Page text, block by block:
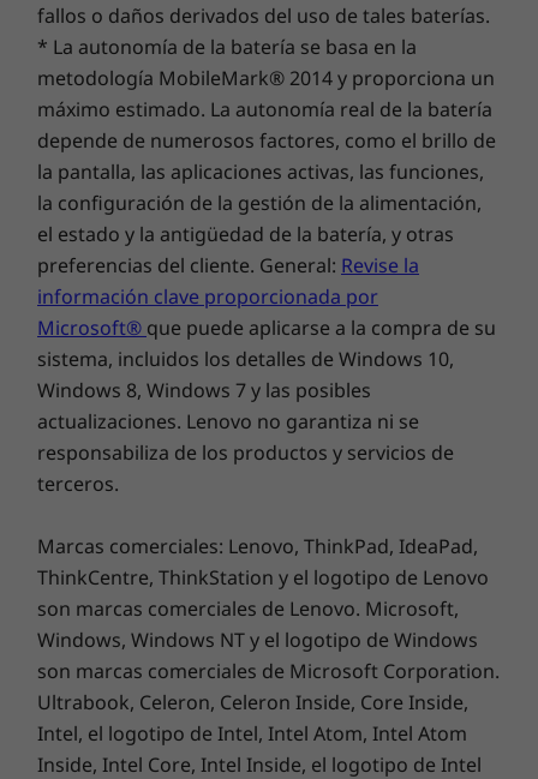
Soporte integral de hardware y software de
OEM
Punto único de contacto con informáticos
expertos
Una relación proactiva y una gestión
jerarquizada con administradores de
cuentas técnicas
Prioridad en la entrega del servicio y la
reparación de piezas
Más información
fallos o daños derivados del uso de tales baterías.
* La autonomía de la batería se basa en la
metodología MobileMark® 2014 y proporciona un
máximo estimado. La autonomía real de la batería
depende de numerosos factores, como el brillo de
la pantalla, las aplicaciones activas, las funciones,
la configuración de la gestión de la alimentación,
el estado y la antigüedad de la batería, y otras
preferencias del cliente. General: Revise la
información clave proporcionada por
Microsoft® que puede aplicarse a la compra de su
sistema, incluidos los detalles de Windows 10,
Windows 8, Windows 7 y las posibles
actualizaciones. Lenovo no garantiza ni se
responsabiliza de los productos y servicios de
terceros.
Marcas comerciales: Lenovo, ThinkPad, IdeaPad,
ThinkCentre, ThinkStation y el logotipo de Lenovo
son marcas comerciales de Lenovo. Microsoft,
Windows, Windows NT y el logotipo de Windows
son marcas comerciales de Microsoft Corporation.
Ultrabook, Celeron, Celeron Inside, Core Inside,
Intel, el logotipo de Intel, Intel Atom, Intel Atom
Inside, Intel Core, Intel Inside, el logotipo de Intel